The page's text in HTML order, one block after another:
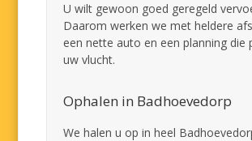
U wilt gewoon goed geregeld
Daarom werken we met heldere
een nette auto en een planning die
uw vlucht.
Ophalen in Badhoevedorp
We halen u op in heel